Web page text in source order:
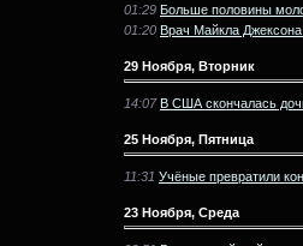
01:29 Больше половины
01:20 Врач Майкла
29 Ноября, Вторник
14:07 В США скончалась
25 Ноября, Пятница
11:31 Учёные превратили
23 Ноября, Среда